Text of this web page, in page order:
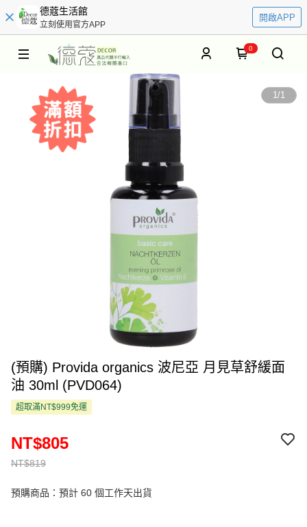
德蔻生活館
立刻使用官方APP
開啟APP
0
1/1
(預購) Provida organics 波尼亞 月見草舒緩面
油 30ml (PVD064)
超取滿NT$999免運
NT$819
NT$805
預購商品：預計 60 個工作天出貨